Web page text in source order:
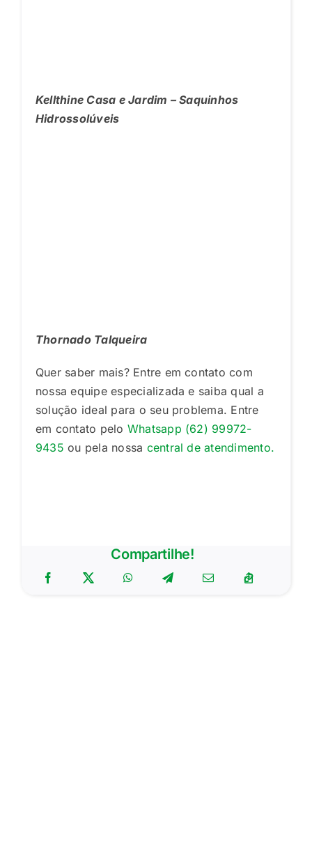
Kellthine Casa e Jardim – Saquinhos
Hidrossolúveis
Thornado Talqueira
Quer saber mais? Entre em contato com
nossa equipe especializada e saiba qual a
solução ideal para o seu problema. Entre
em contato pelo Whatsapp (62) 99972-
9435 ou pela nossa central de atendimento.
Compartilhe!